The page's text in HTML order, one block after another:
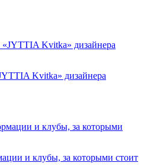
Kvitka» дизайнера
и клубы, за которыми стоит